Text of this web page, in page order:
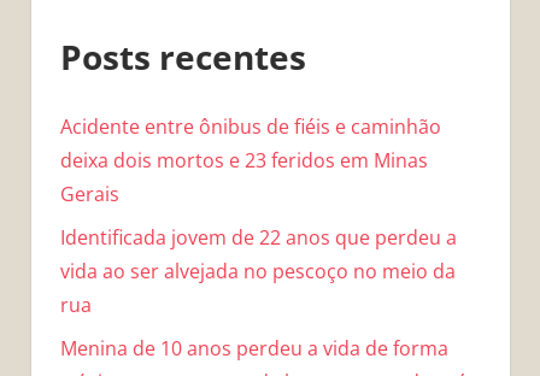
Posts recentes
Acidente entre ônibus de fiéis e caminhão
deixa dois mortos e 23 feridos em Minas
Gerais
Identificada jovem de 22 anos que perdeu a
vida ao ser alvejada no pescoço no meio da
rua
Menina de 10 anos perdeu a vida de forma